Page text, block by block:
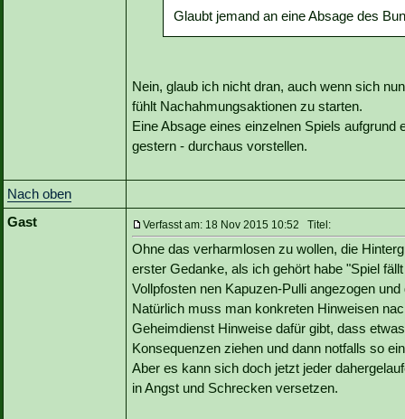
Glaubt jemand an eine Absage des
Nein, glaub ich nicht dran, auch wenn sich
fühlt Nachahmungsaktionen zu starten.
Eine Absage eines einzelnen Spiels
gestern - durchaus vorstellen.
Nach oben
Gast
Verfasst am: 18 Nov 2015 10:52 Titel:
Ohne das verharmlosen zu wollen, die
erster Gedanke, als ich gehört habe "Spiel
Vollpfosten nen Kapuzen-Pulli angezogen
Natürlich muss man konkreten Hinweisen
Geheimdienst Hinweise dafür gibt, dass
Konsequenzen ziehen und dann notfalls so
Aber es kann sich doch jetzt jeder
in Angst und Schrecken versetzen.